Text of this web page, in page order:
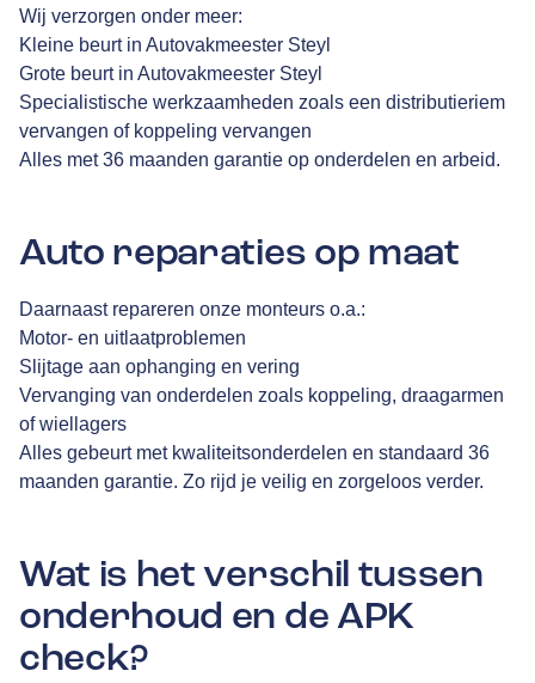
Wij verzorgen onder meer:
Kleine beurt in Autovakmeester Steyl
Grote beurt in Autovakmeester Steyl
Specialistische werkzaamheden zoals een distributieriem
vervangen of koppeling vervangen
Alles met 36 maanden garantie op onderdelen en arbeid.
Auto reparaties op maat
Daarnaast repareren onze monteurs o.a.:
Motor- en uitlaatproblemen
Slijtage aan ophanging en vering
Vervanging van onderdelen zoals koppeling, draagarmen
of wiellagers
Alles gebeurt met kwaliteitsonderdelen en standaard 36
maanden garantie. Zo rijd je veilig en zorgeloos verder.
Wat is het verschil tussen
onderhoud en de APK
check?